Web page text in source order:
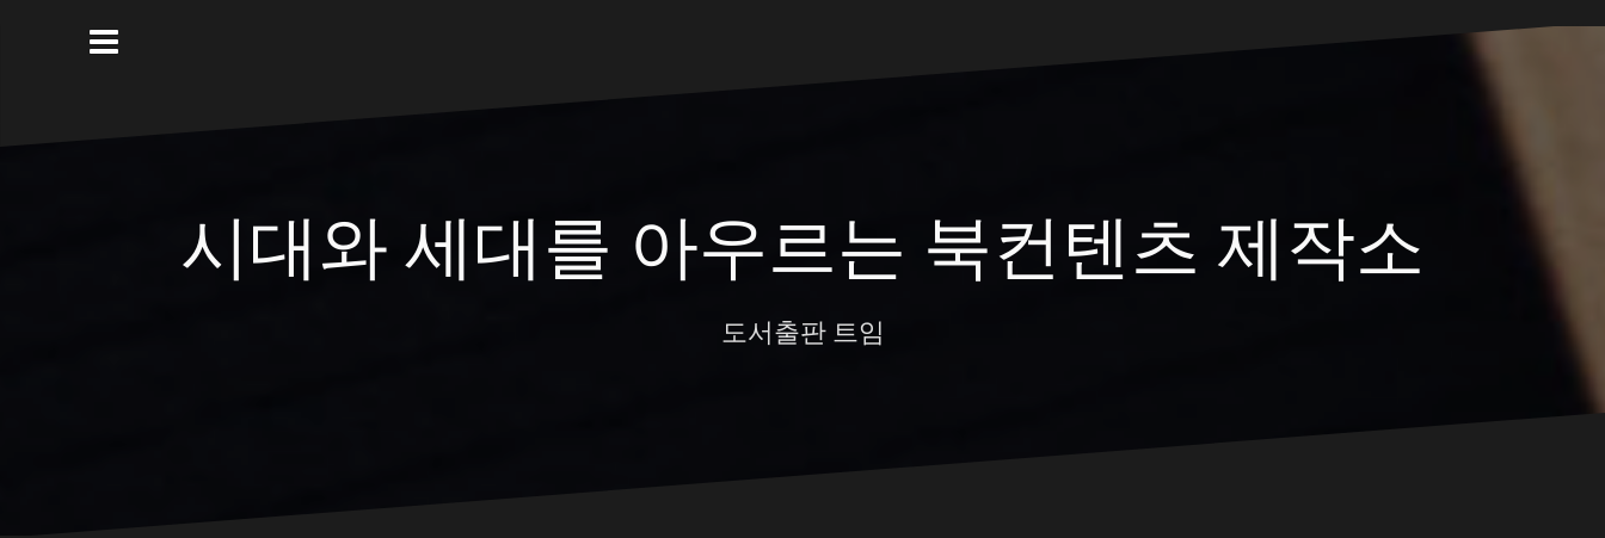
시대와 세대를 아우르는 북컨텐츠 제작소
도서출판 트임